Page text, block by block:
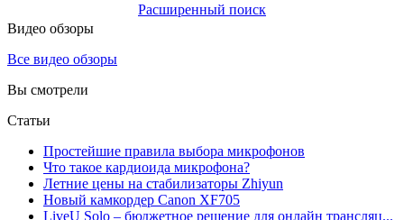
Расширенный поиск
Видео обзоры
Все видео обзоры
Вы смотрели
Статьи
Простейшие правила выбора микрофонов
Что такое кардиоида микрофона?
Летние цены на стабилизаторы Zhiyun
Новый камкордер Canon XF705
LiveU Solo – бюджетное решение для онлайн трансляц...